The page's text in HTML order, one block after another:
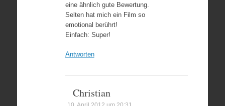
eine ähnlich gute Bewertung.
Selten hat mich ein Film so
emotional berührt!
Einfach: Super!
Antworten
Christian